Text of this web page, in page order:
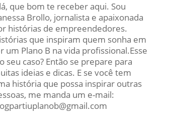
que bom te receber aqui. Sou
Brollo, jornalista e apaixonada
histórias de empreendedores.
que inspiram quem sonha em
um Plano B na vida profissional.Esse
seu caso? Então se prepare para
ideias e dicas. E se você tem
história que possa inspirar outras
me manda um e-mail: